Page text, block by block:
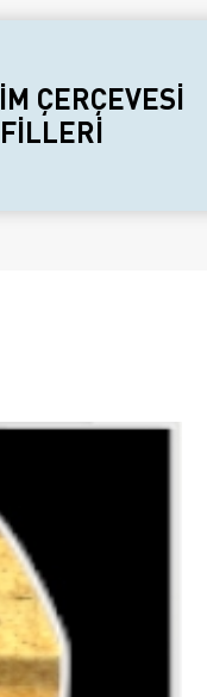
ÇERÇEVESİ